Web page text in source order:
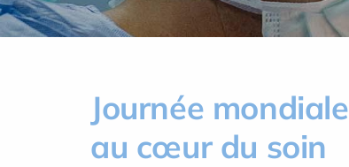
Journée
au cœur du soin